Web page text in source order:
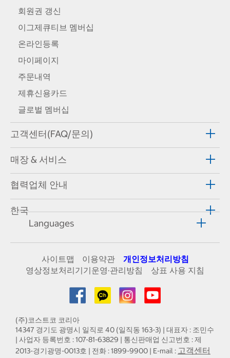
회원권 갱신
이그제큐티브 멤버십
온라인등록
마이페이지
주문내역
제휴신용카드
글로벌 멤버십
고객센터(FAQ/문의)
매장 & 서비스
협력업체 안내
한국
Languages
사이트맵 이용약관
개인정보처리방침
영상정보처리기기운영·관리방침
상표 사용 지침
(주)코스트코 코리아
14347 경기도 광명시 일직로 40 (일직동 163-3) | 대표자 : 조민수
| 사업자 등록번호 : 107-81-63829 | 통신판매업 신고번호 : 제
2013-경기광명-0013호 | 전화 : 1899-9900 | E-mail : 고객센터